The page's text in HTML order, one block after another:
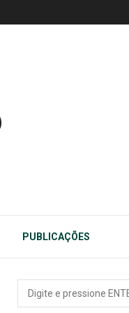
PUBLICAÇÕES